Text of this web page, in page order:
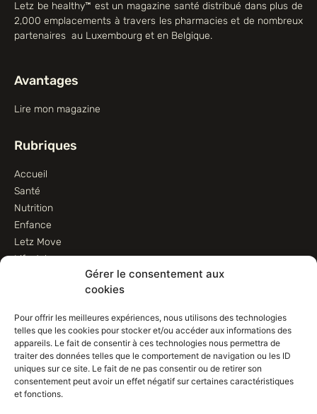
Gérer le consentement aux
cookies
Pour offrir les meilleures expériences, nous utilisons des technologies
telles que les cookies pour stocker et/ou accéder aux informations des
appareils. Le fait de consentir à ces technologies nous permettra de
traiter des données telles que le comportement de navigation ou les ID
uniques sur ce site. Le fait de ne pas consentir ou de retirer son
consentement peut avoir un effet négatif sur certaines caractéristiques
et fonctions.
Letz be healthy™ est un magazine santé distribué dans plus de
2,000 emplacements à travers les pharmacies et de nombreux
partenaires au Luxembourg et en Belgique.
Avantages
Lire mon magazine
Rubriques
Accueil
Santé
Nutrition
Enfance
Letz Move
Lifestyle
Informations
Contactez-nous
Conditions d’utilisation
Conditions de vente
Déclaration de confidentialité (UE)